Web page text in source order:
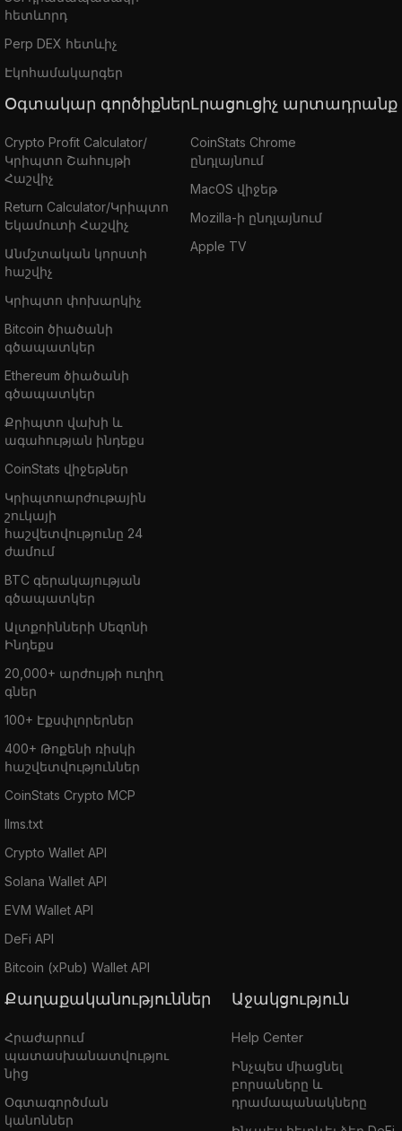
հետևորդ
Perp DEX հետևիչ
Էկոհամակարգեր
Օգտակար գործիքներ
Crypto Profit Calculator/
Կրիպտո Շահույթի
Հաշվիչ
Return Calculator/Կրիպտո
Եկամուտի Հաշվիչ
Անմշտական կորստի
հաշվիչ
Կրիպտո փոխարկիչ
Bitcoin ծիածանի
գծապատկեր
Ethereum ծիածանի
գծապատկեր
Քրիպտո վախի և
ագահության ինդեքս
CoinStats վիջեթներ
Կրիպտոարժութային
շուկայի
հաշվետվությունը 24
ժամում
BTC գերակայության
գծապատկեր
Ալտքոինների Սեզոնի
Ինդեքս
20,000+ արժույթի ուղիղ
գներ
100+ Էքսփլորերներ
400+ Թոքենի ռիսկի
հաշվետվություններ
CoinStats Crypto MCP
llms.txt
Crypto Wallet API
Solana Wallet API
EVM Wallet API
DeFi API
Bitcoin (xPub) Wallet API
Լրացուցիչ արտադրանք
CoinStats Chrome
ընդլայնում
MacOS վիջեթ
Mozilla-ի ընդլայնում
Apple TV
Քաղաքականություններ
Հրաժարում
պատասխանատվությու
նից
Օգտագործման
կանոններ
Աջակցություն
Help Center
Ինչպես միացնել
բորսաները և
դրամապանակները